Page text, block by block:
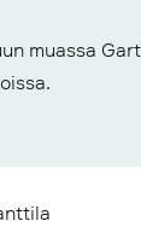
muassa